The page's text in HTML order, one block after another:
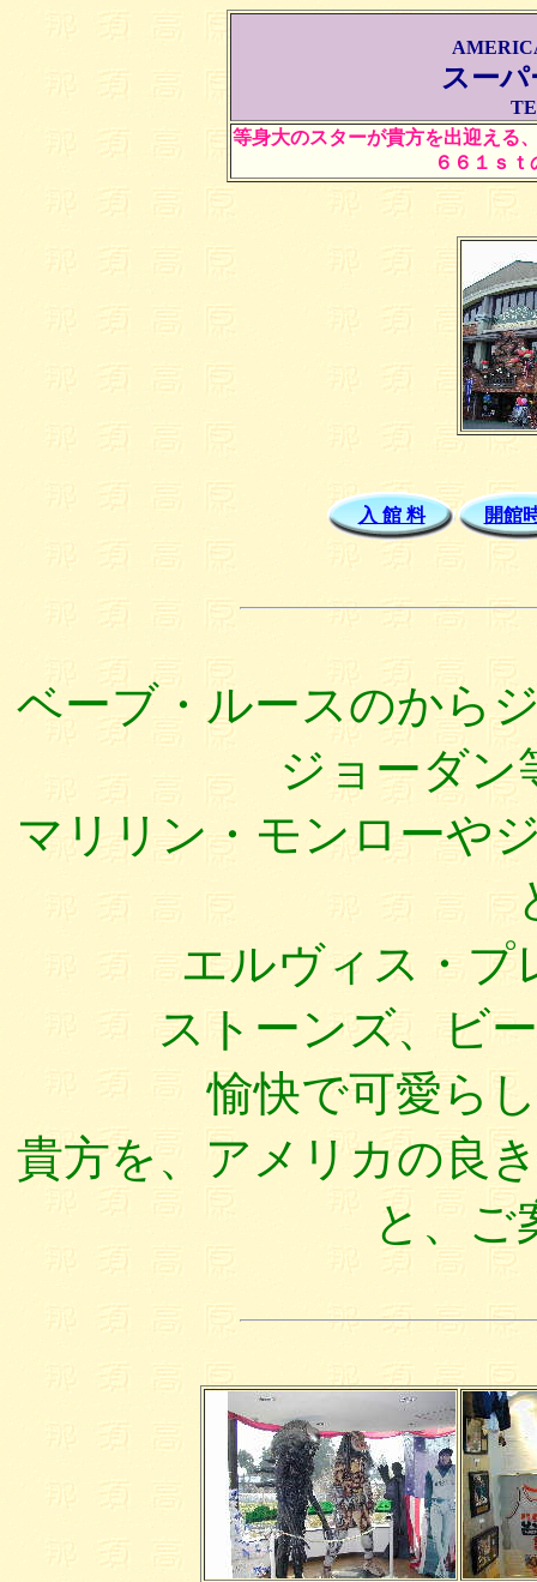
スーパ
等身大のスターが貴方を出迎える
６６１ｓ
入 館 料 開館
ベーブ・ルースのから
ジョーダン
マリリン・モンローや
エルヴィス・プ
ストーンズ、ビ
愉快で可愛ら
貴方を、アメリカの良
と、ご